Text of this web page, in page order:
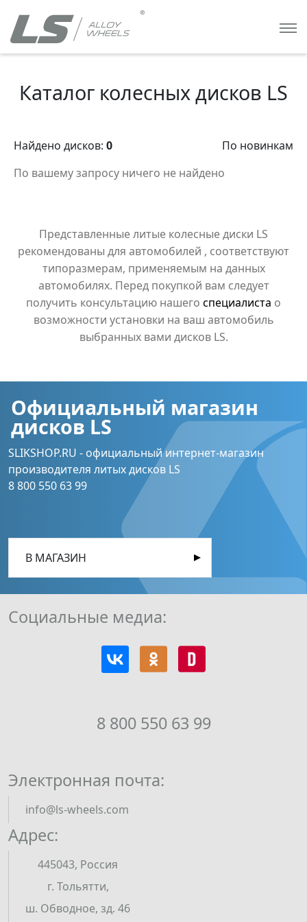
Каталог колесных дисков LS
Найдено дисков: 0
По новинкам
По вашему запросу ничего не найдено
Представленные литые колесные диски LS
рекомендованы для автомобилей , соответствуют
типоразмерам, применяемым на данных
автомобилях. Перед покупкой вам следует
получить консультацию нашего специалиста о
возможности установки на ваш автомобиль
выбранных вами дисков LS.
Официальный магазин
дисков LS
SLIKSHOP.RU - официальный интернет-магазин
производителя литых дисков LS
8 800 550 63 99
В МАГАЗИН
Адрес:
445043, Россия
г. Тольятти,
ш. Обводное, зд. 46
8 800 550 63 99
Электронная почта:
info@ls-wheels.com
Социальные медиа: